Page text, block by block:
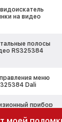
на видео
полосы
RS325384
меню
Dali
прибор